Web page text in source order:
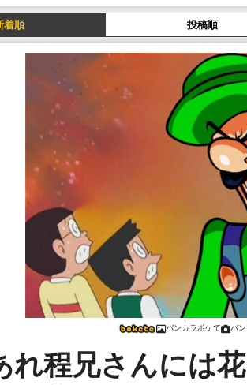
着順 投稿順
バンカラボケて バ
れ程兄さんには